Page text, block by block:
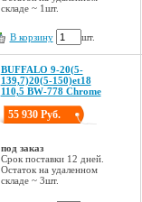
складе ~ 1шт.
В корзину шт.
BUFFALO 9-20(5-
139,7)20(5-150)et18
110,5 BW-778 Chrome
55 930 Руб.
под заказ
Срок поставки 12 дней.
Остаток на удаленном
складе ~ 3шт.